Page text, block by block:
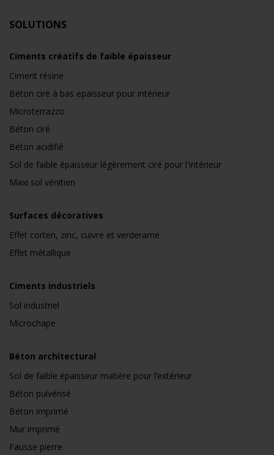
SOLUTIONS
Ciments créatifs de faible épaisseur
Ciment résine
Béton ciré à bas epaisseur pour intérieur
Microterrazzo
Béton ciré
Béton acidifié
Sol de faible épaisseur légèrement ciré pour l'intérieur
Maxi sol vénitien
Surfaces décoratives
Effet corten, zinc, cuivre et verderame
Effet métallique
Ciments industriels
Sol industriel
Microchape
Béton architectural
Sol de faible épaisseur matière pour l’extérieur
Béton pulvérisé
Béton imprimé
Mur imprimé
Fausse pierre